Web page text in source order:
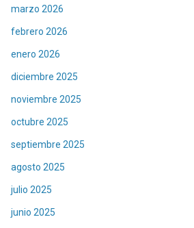
marzo 2026
febrero 2026
enero 2026
diciembre 2025
noviembre 2025
octubre 2025
septiembre 2025
agosto 2025
julio 2025
junio 2025